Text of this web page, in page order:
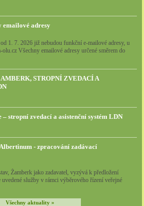
emailové adresy
1. 7. 2026 již nebudou funkční e-mailové adresy, u
Všechny emailové adresy určené směrem do
STROPNÍ ZVEDACÍ A
stropní zvedací a asistenční systém LDN
- zpracování zadávací
Žamberk jako zadavatel, vyzývá k předložení
služby v rámci výběrového řízení veřejné
Všechny aktuality »